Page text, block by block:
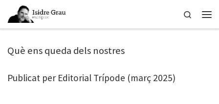
Skip to content
Search
Què ens queda dels nostres
Publicat per Editorial Trípode (març 2025)